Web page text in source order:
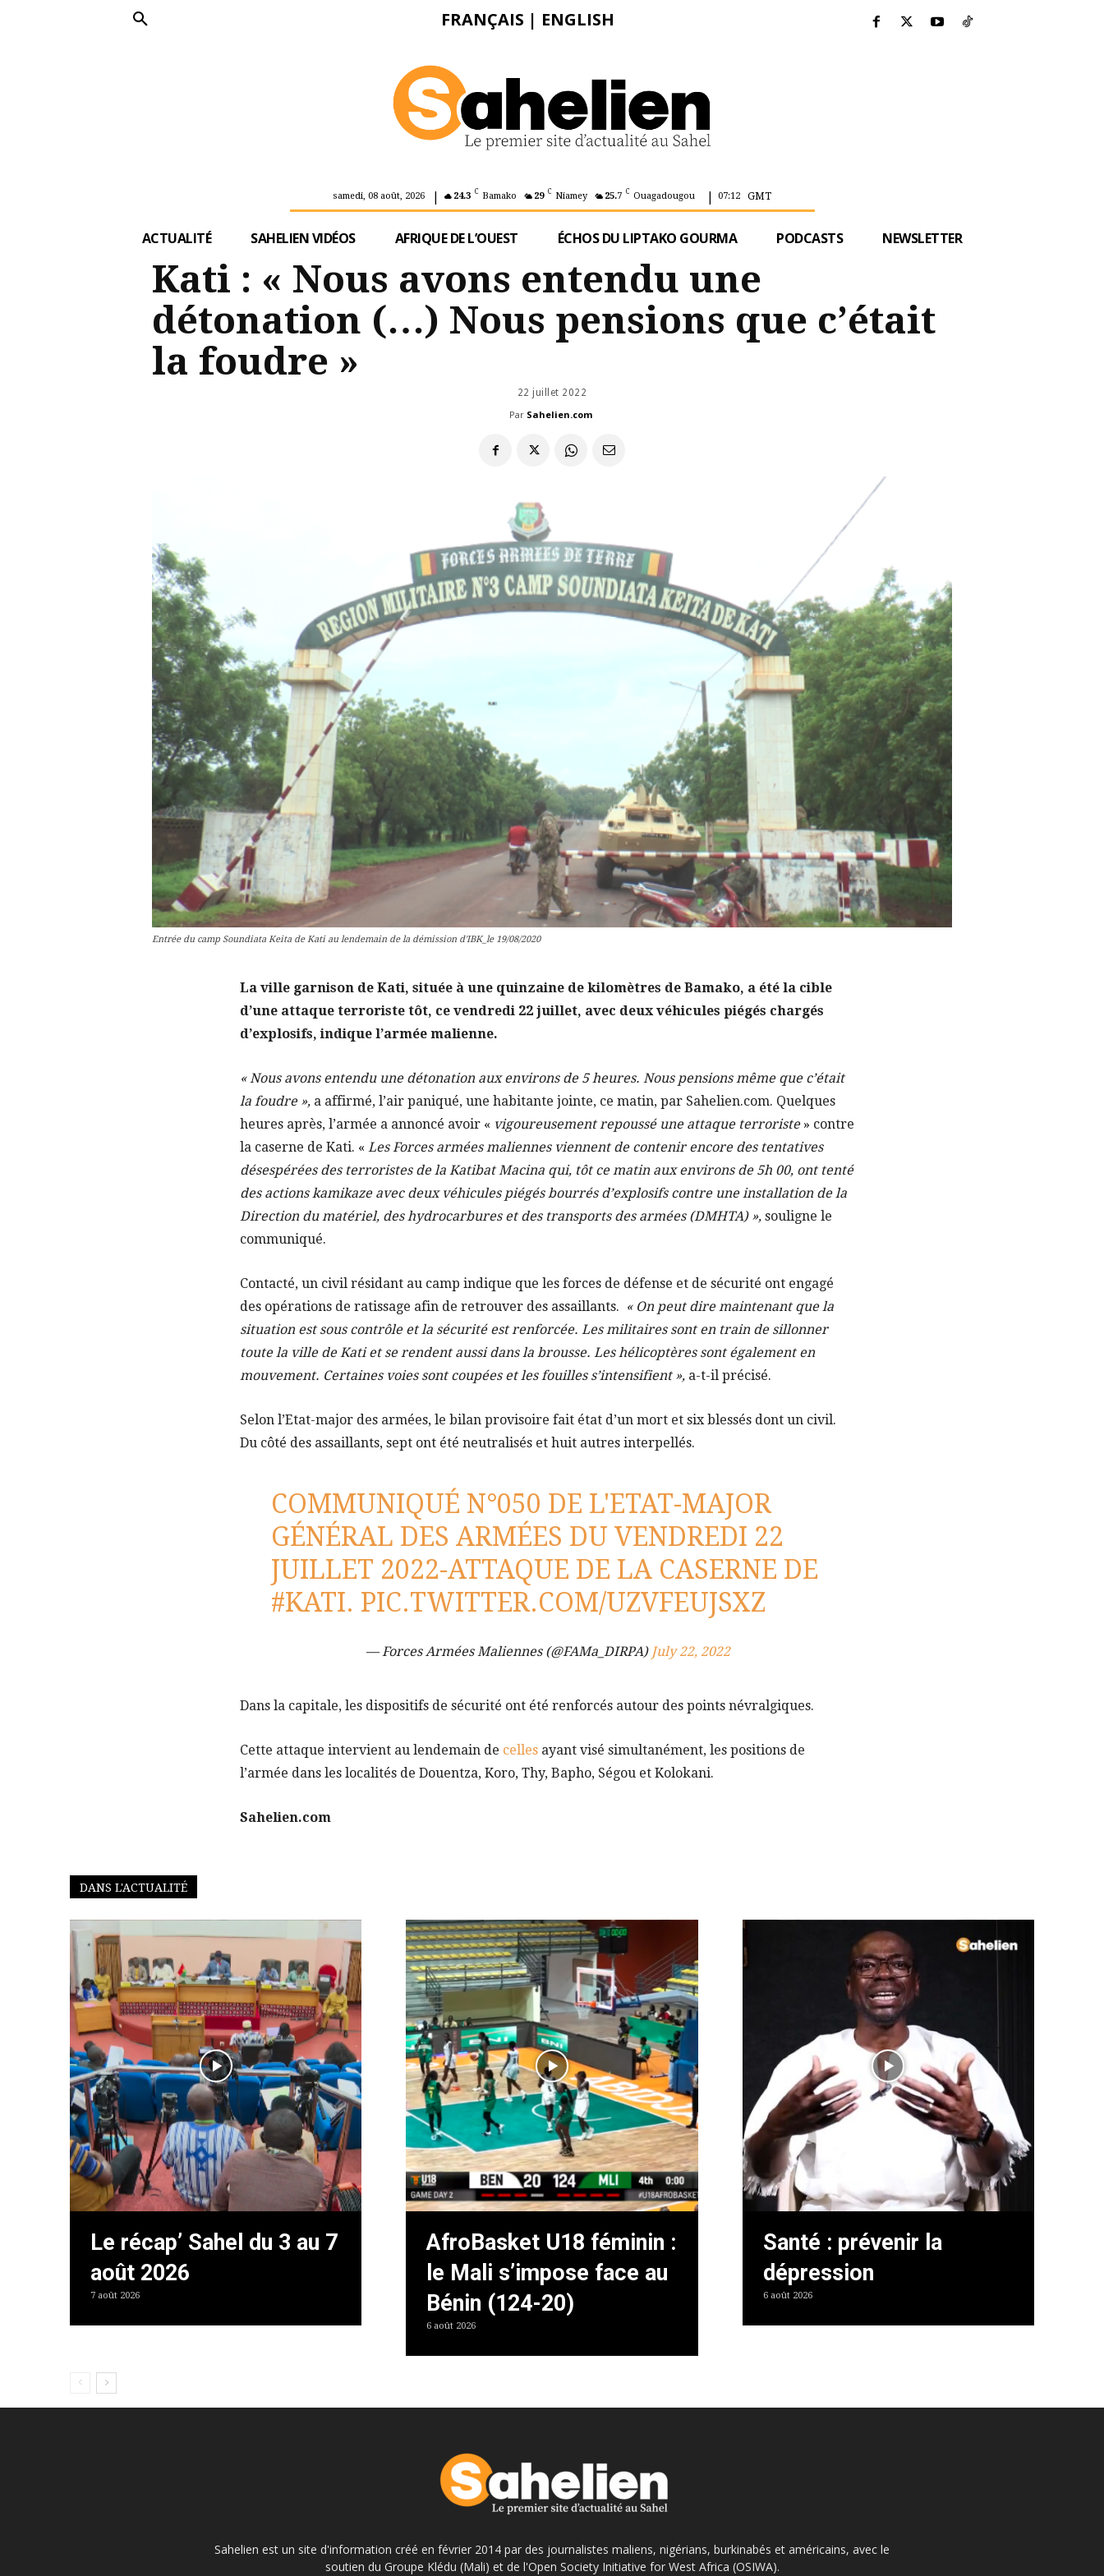
FRANÇAIS | ENGLISH
samedi, 08 août, 2026 | 24.3 C Bamako 29 C Niamey 25.7 C Ouagadougou | 07:12 GMT
ACTUALITÉ SAHELIEN VIDÉOS AFRIQUE DE L’OUEST ÉCHOS DU LIPTAKO GOURMA PODCASTS NEWSLETTER
Kati : « Nous avons entendu une
détonation (…) Nous pensions que c’était
la foudre »
22 juillet 2022
Par Sahelien.com
Entrée du camp Soundiata Keita de Kati au lendemain de la démission d'IBK_le 19/08/2020
La ville garnison de Kati, située à une quinzaine de kilomètres de Bamako, a été la cible
d’une attaque terroriste tôt, ce vendredi 22 juillet, avec deux véhicules piégés chargés
d’explosifs, indique l’armée malienne.
« Nous avons entendu une détonation aux environs de 5 heures. Nous pensions même que c’était
la foudre », a affirmé, l’air paniqué, une habitante jointe, ce matin, par Sahelien.com. Quelques
heures après, l’armée a annoncé avoir « vigoureusement repoussé une attaque terroriste» contre
la caserne de Kati. « Les Forces armées maliennes viennent de contenir encore des tentatives
désespérées des terroristes de la Katibat Macina qui, tôt ce matin aux environs de 5h 00, ont tenté
des actions kamikaze avec deux véhicules piégés bourrés d’explosifs contre une installation de la
Direction du matériel, des hydrocarbures et des transports des armées (DMHTA) », souligne le
communiqué.
Contacté, un civil résidant au camp indique que les forces de défense et de sécurité ont engagé
des opérations de ratissage afin de retrouver des assaillants. « On peut dire maintenant que la
situation est sous contrôle et la sécurité est renforcée. Les militaires sont en train de sillonner
toute la ville de Kati et se rendent aussi dans la brousse. Les hélicoptères sont également en
mouvement. Certaines voies sont coupées et les fouilles s’intensifient », a-t-il précisé.
Selon l’Etat-major des armées, le bilan provisoire fait état d’un mort et six blessés dont un civil.
Du côté des assaillants, sept ont été neutralisés et huit autres interpellés.
COMMUNIQUÉ N°050 DE L'ETAT-MAJOR
GÉNÉRAL DES ARMÉES DU VENDREDI 22
JUILLET 2022-ATTAQUE DE LA CASERNE DE
#KATI. PIC.TWITTER.COM/UZVFEUJSXZ
— Forces Armées Maliennes (@FAMa_DIRPA) July 22, 2022
Dans la capitale, les dispositifs de sécurité ont été renforcés autour des points névralgiques.
Cette attaque intervient au lendemain de celles ayant visé simultanément, les positions de
l’armée dans les localités de Douentza, Koro, Thy, Bapho, Ségou et Kolokani.
Sahelien.com
DANS L'ACTUALITÉ
Le récap’ Sahel du 3 au 7
août 2026
7 août 2026
AfroBasket U18 féminin :
le Mali s’impose face au
Bénin (124-20)
6 août 2026
Santé : prévenir la
dépression
6 août 2026
Sahelien est un site d'information créé en février 2014 par des journalistes maliens, nigérians, burkinabés et américains, avec le
soutien du Groupe Klédu (Mali) et de l'Open Society Initiative for West Africa (OSIWA).